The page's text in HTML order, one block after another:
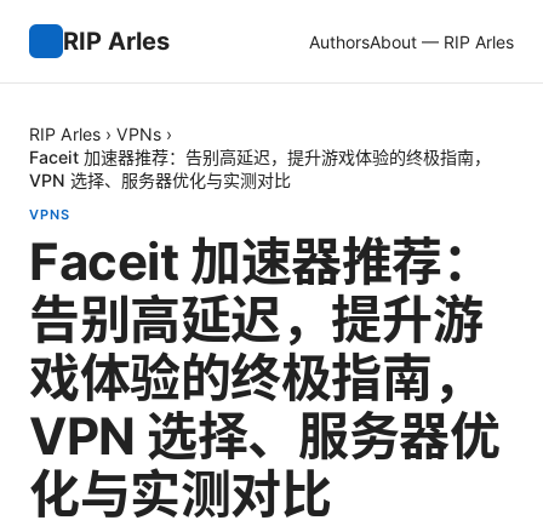
RIP Arles AuthorsAbout — RIP Arles
RIP Arles › VPNs ›
Faceit 加速器推荐：告别高延迟，提升游戏体验的终极指南，
VPN 选择、服务器优化与实测对比
VPNS
Faceit 加速器推荐：
告别高延迟，提升游
戏体验的终极指南，
VPN 选择、服务器优
化与实测对比